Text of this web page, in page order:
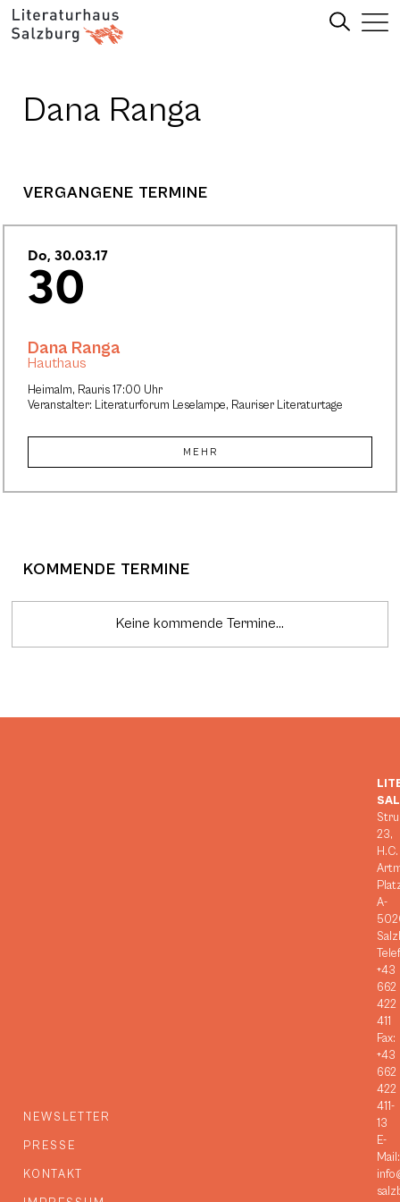
Dana Ranga
VERGANGENE TERMINE
Do, 30.03.17
30
Heimalm, Rauris 17:00 Uhr
Veranstalter: Literaturforum Leselampe, Rauriser Literaturtage
Dana Ranga
Hauthaus
MEHR
KOMMENDE TERMINE
Keine kommende Termine...
NEWSLETTER
PRESSE
KONTAKT
23,
H.C.
A-
+43
662
422
411
Fax:
+43
662
422
411-
13
E-
Mail: